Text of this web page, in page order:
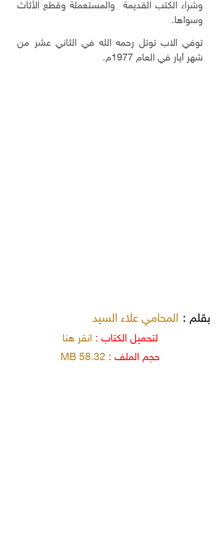
وشراء الكتب القديمة والمستعملة وقطع الأثاث
وسواها.
توفي الاب توتل رحمه الله في الثاني عشر من
شهر أيار في العام 1977م.
بقلم : المحامي علاء السيد
لتحميل الكتاب :انقر هنا
حجم الملف : 58.32 MB